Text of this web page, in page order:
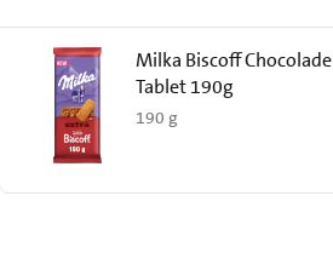
Milka Biscoff Chocolade
Tablet 190g
190 g